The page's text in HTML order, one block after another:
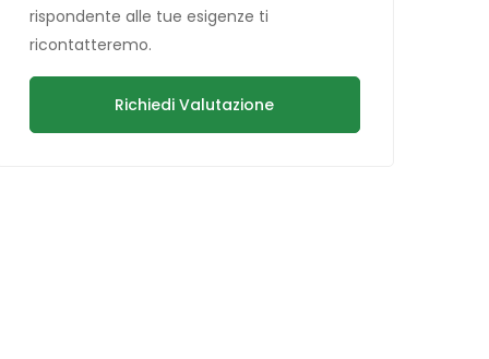
rispondente alle tue esigenze ti
ricontatteremo.
Richiedi Valutazione